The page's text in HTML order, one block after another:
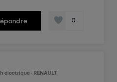
0
électrique - RENAULT